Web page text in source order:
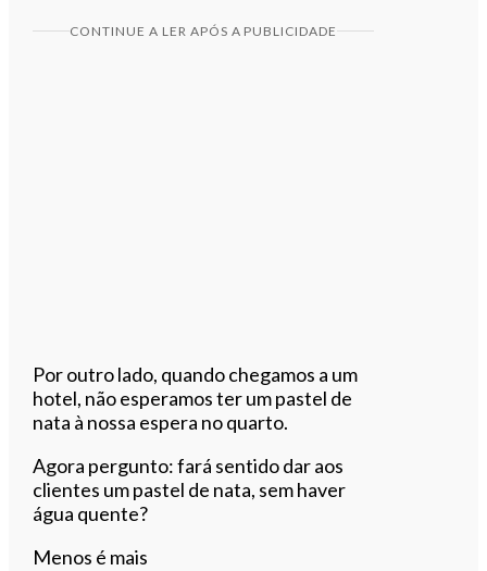
CONTINUE A LER APÓS A PUBLICIDADE
Por outro lado, quando chegamos a um
hotel, não esperamos ter um pastel de
nata à nossa espera no quarto.
Agora pergunto: fará sentido dar aos
clientes um pastel de nata, sem haver
água quente?
Menos é mais